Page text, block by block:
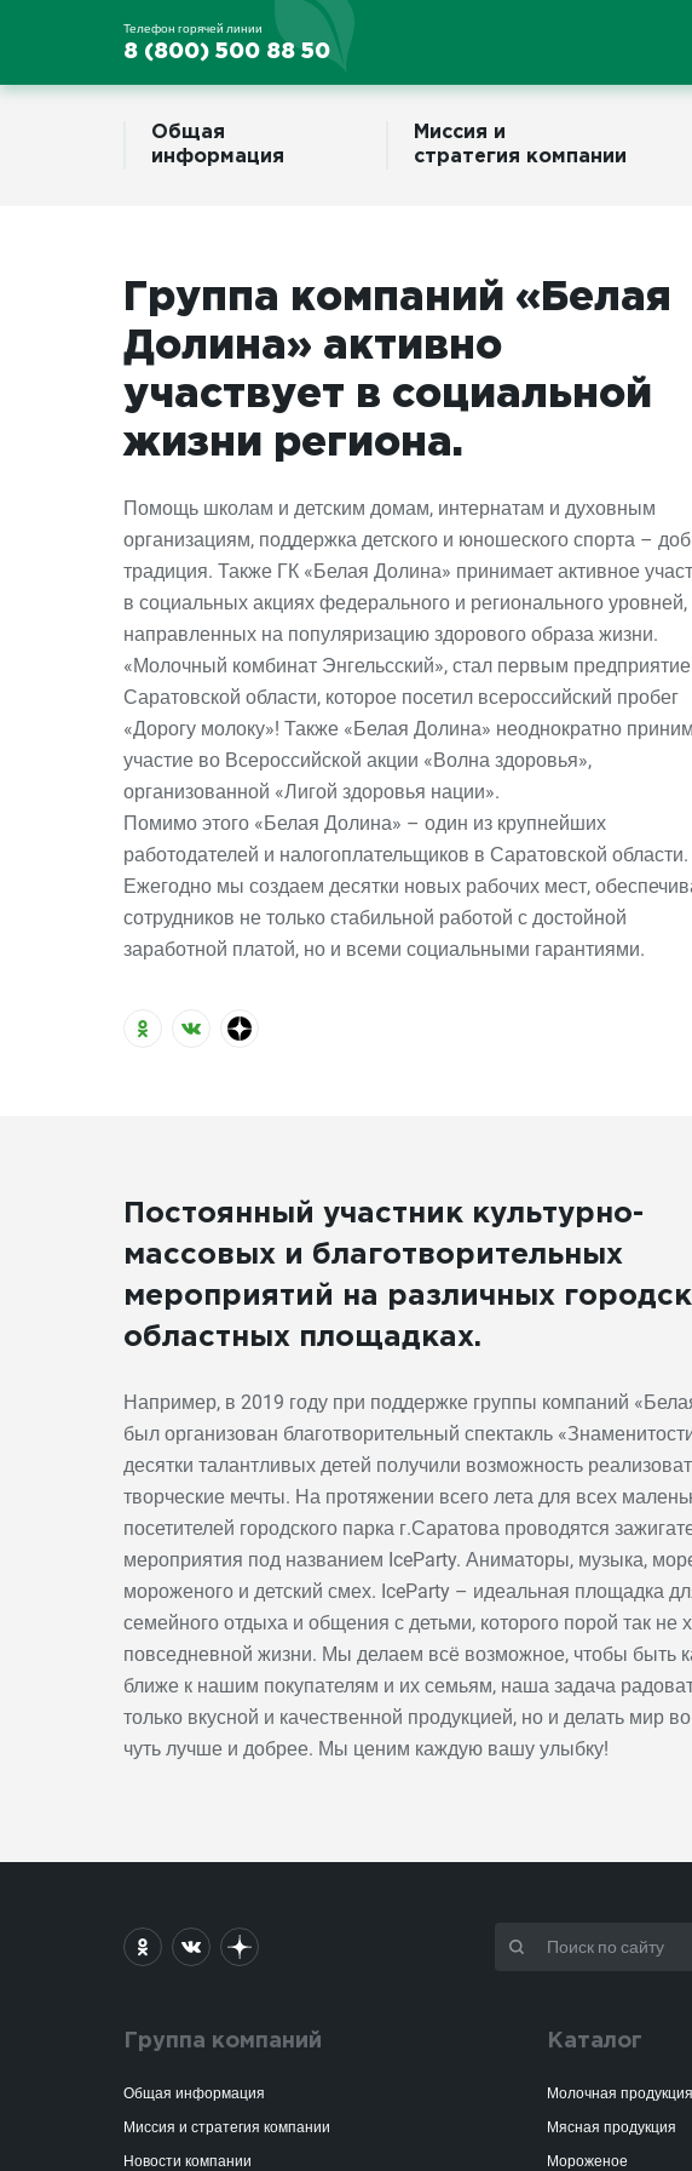
Телефон горячей линии
8 (800) 500 88 50
Общая
информация
Миссия и
стратегия компании
Группа компаний «Белая
Долина» активно
участвует в социальной
жизни региона.
Помощь школам и детским домам, интернатам и духовным
организациям, поддержка детского и юношеского спорта –
традиция. Также ГК «Белая Долина» принимает активное
в социальных акциях федерального и регионального уровней,
направленных на популяризацию здорового образа жизни.
«Молочный комбинат Энгельсский», стал первым
Саратовской области, которое посетил всероссийский пробег
«Дорогу молоку»! Также «Белая Долина» неоднократно
участие во Всероссийской акции «Волна здоровья»,
организованной «Лигой здоровья нации».
Помимо этого «Белая Долина» – один из крупнейших
работодателей и налогоплательщиков в Саратовской области.
Ежегодно мы создаем десятки новых рабочих мест,
сотрудников не только стабильной работой с достойной
заработной платой, но и всеми социальными гарантиями.
Постоянный участник культурно-
массовых и благотворительных
мероприятий на различных
областных площадках.
Например, в 2019 году при поддержке группы компаний
был организован благотворительный спектакль
десятки талантливых детей получили возможность
творческие мечты. На протяжении всего лета для всех
посетителей городского парка г.Саратова проводятся
мероприятия под названием IceParty. Аниматоры, музыка,
мороженого и детский смех. IceParty – идеальная площадка
семейного отдыха и общения с детьми, которого порой так не
повседневной жизни. Мы делаем всё возможное, чтобы быть
ближе к нашим покупателям и их семьям, наша задача
только вкусной и качественной продукцией, но и делать мир
чуть лучше и добрее. Мы ценим каждую вашу улыбку!
Группа компаний
Общая информация
Миссия и стратегия компании
Новости компании
Каталог
Молочная продукция
Мясная продукция
Мороженое